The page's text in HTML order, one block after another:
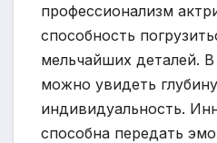
профессионализм
способность
мельчайших деталей.
можно увидеть
индивидуальность.
способна передать